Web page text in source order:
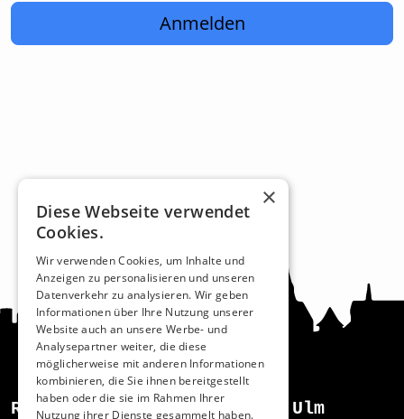
Anmelden
Recht und Ordnung Ulm
×
Diese Webseite verwendet
Cookies.
Wir verwenden Cookies, um Inhalte und
Anzeigen zu personalisieren und unseren
Datenverkehr zu analysieren. Wir geben
Informationen über Ihre Nutzung unserer
Website auch an unsere Werbe- und
Analysepartner weiter, die diese
möglicherweise mit anderen Informationen
kombinieren, die Sie ihnen bereitgestellt
haben oder die sie im Rahmen Ihrer
Nutzung ihrer Dienste gesammelt haben.